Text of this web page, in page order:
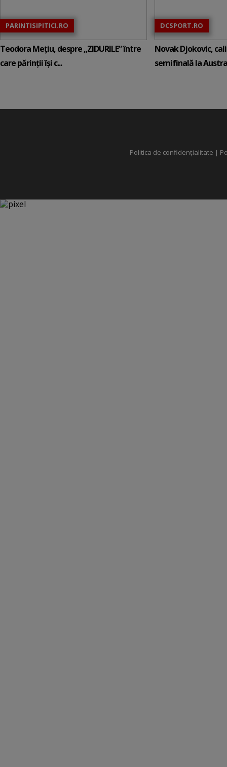
PARINTISIPITICI.RO
Teodora Mețiu, despre „ZIDURILE” între
care părinții își c...
DCSPORT.RO
Novak Djokovic,
semifinală la
Politica de confidențialitate |